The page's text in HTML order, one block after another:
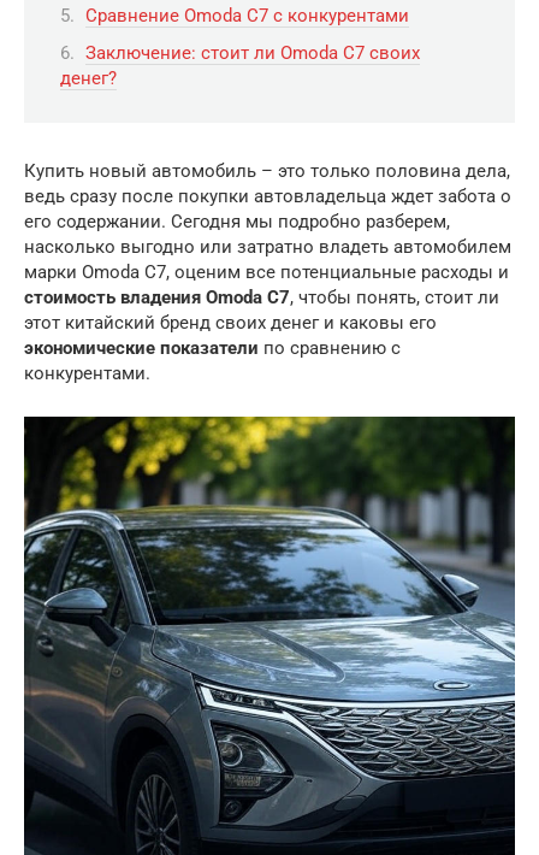
Сравнение Omoda C7 с конкурентами
Заключение: стоит ли Omoda C7 своих
денег?
Купить новый автомобиль – это только половина дела,
ведь сразу после покупки автовладельца ждет забота о
его содержании. Сегодня мы подробно разберем,
насколько выгодно или затратно владеть автомобилем
марки Omoda C7, оценим все потенциальные расходы и
стоимость владения Omoda C7, чтобы понять, стоит ли
этот китайский бренд своих денег и каковы его
экономические показатели по сравнению с
конкурентами.